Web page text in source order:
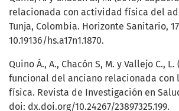
relacionada con actividad física del
Tunja, Colombia. Horizonte Sanitario,
10.19136/hs.a17n1.1870.
Quino Á., A., Chacón S, M. y Vallejo C.,
funcional del anciano relacionada con
física. Revista de Investigación en
doi: dx.doi.org/10.24267/23897325.199.